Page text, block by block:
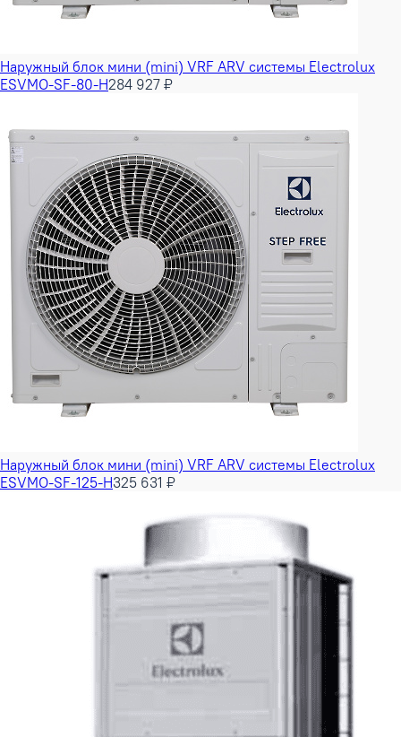
Наружный блок мини (mini) VRF ARV системы Electrolux
ESVMO-SF-80-H284 927 ₽
Наружный блок мини (mini) VRF ARV системы Electrolux
ESVMO-SF-125-H325 631 ₽